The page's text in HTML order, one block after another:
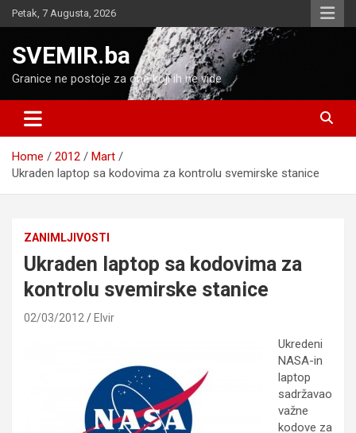
Skip
to
Petak, 7 Augusta, 2026
SVEMIR.ba
Granice ne postoje za one koji ih ne vide
Home 2012
Mart
Ukraden laptop sa kodovima za kontrolu svemirske stanice
ZANIMLJIVOSTI
Ukraden laptop sa kodovima za
kontrolu svemirske stanice
02/03/2012 Elvir
Ukredeni
NASA-in
laptop
sadržavao
važne
kodove za